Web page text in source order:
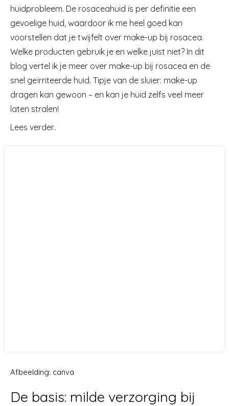
huidprobleem. De rosaceahuid is per definitie een
gevoelige huid, waardoor ik me heel goed kan
voorstellen dat je twijfelt over make-up bij rosacea.
Welke producten gebruik je en welke juist niet? In dit
blog vertel ik je meer over make-up bij rosacea en de
snel geïrriteerde huid. Tipje van de sluier: make-up
dragen kan gewoon – en kan je huid zelfs veel meer
laten stralen!
Lees verder..
Afbeelding: canva
De basis: milde verzorging bij